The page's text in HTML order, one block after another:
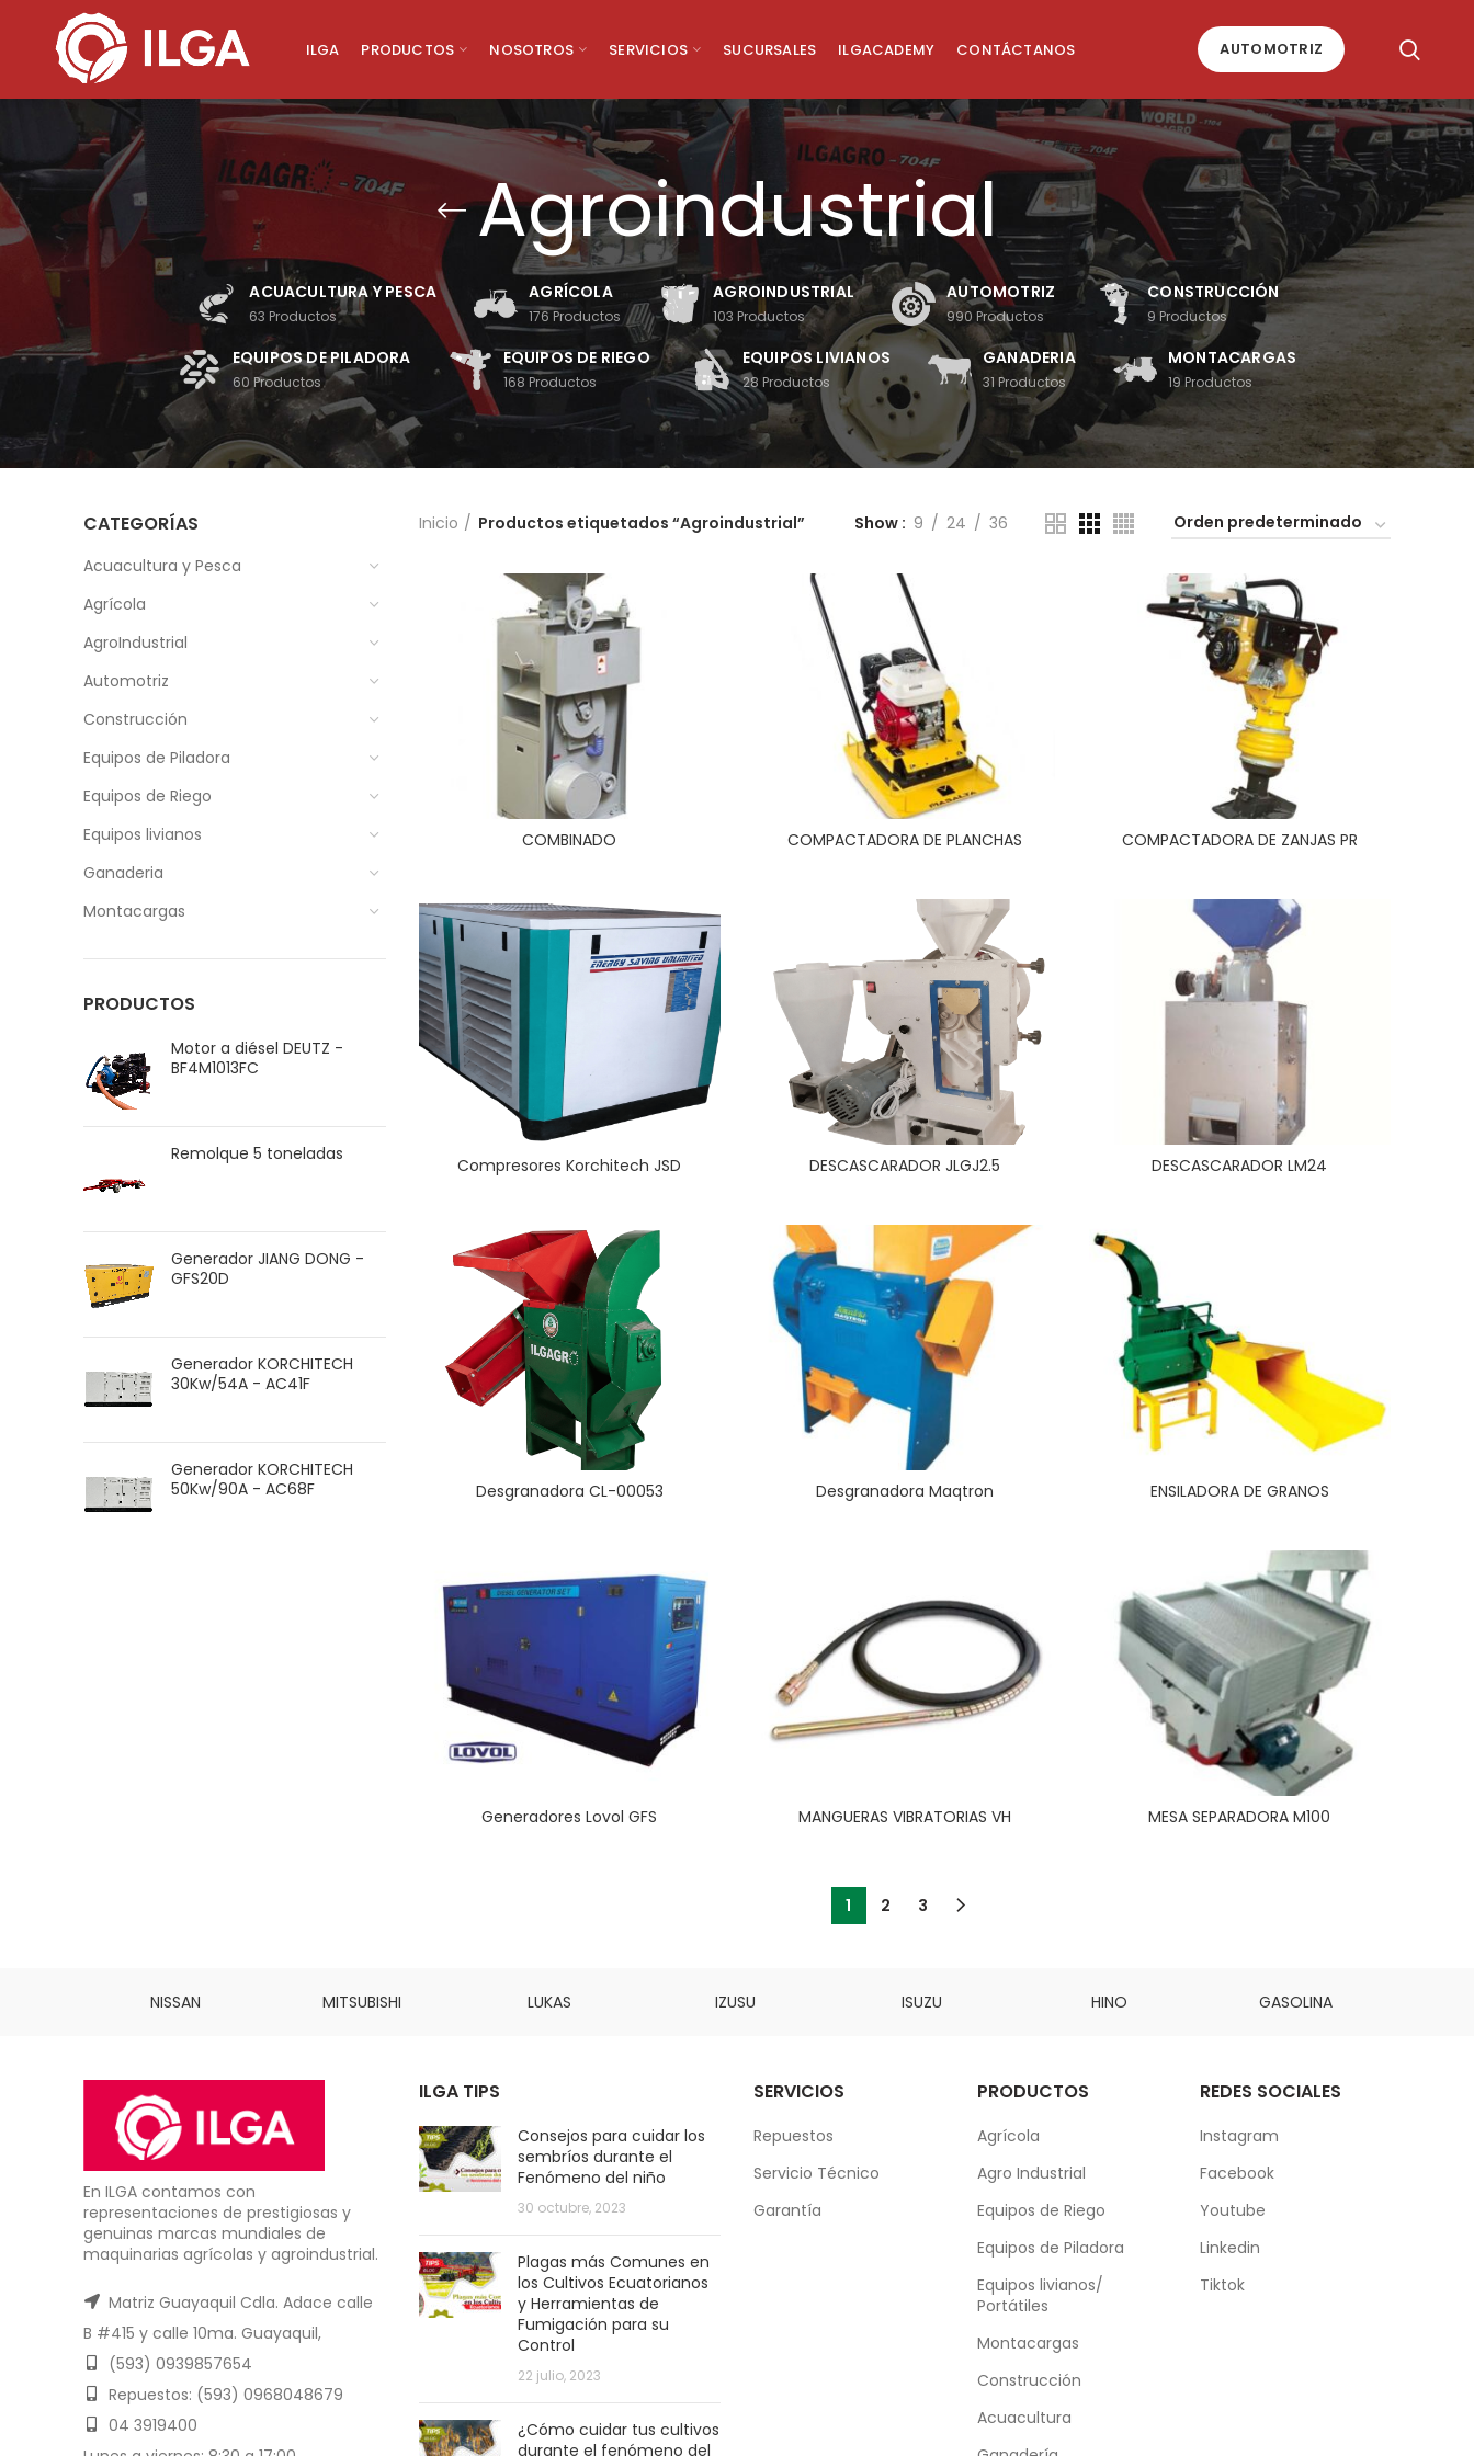
ILGA PRODUCTOS NOSOTROS SERVICIOS SUCURSALES ILGACADEMY CONTÁCTANOS AUTOMOTRIZ
Agroindustrial
ACUACULTURA Y PESCA
63 Productos
AGRÍCOLA
176Productos
AGROINDUSTRIAL
103 Productos
AUTOMOTRIZ
990 Productos
CONSTRUCCIÓN
9 Productos
EQUIPOS DE PILADORA
60 Productos
EQUIPOS DE RIEGO
168 Productos
EQUIPOS LIVIANOS
28 Productos
GANADERIA
31 Productos
MONTACARGAS
19 Productos
CATEGORÍAS
Acuacultura y Pesca
Agrícola
AgroIndustrial
Automotriz
Construcción
Equipos de Piladora
Equipos de Riego
Equipos livianos
Ganaderia
Montacargas
PRODUCTOS
Motor a diésel DEUTZ -
BF4M1013FC
Remolque 5 toneladas
Generador JIANG DONG -
GFS20D
Generador KORCHITECH
30Kw/54A - AC41F
Generador KORCHITECH
50Kw/90A - AC68F
Inicio Productos etiquetados “Agroindustrial” Show 9 24 36
COMBINADO COMPACTADORA DE PLANCHAS COMPACTADORA DE ZANJAS PR
Compresores Korchitech JSD DESCASCARADOR JLGJ2.5 DESCASCARADOR LM24
Desgranadora CL-00053 Desgranadora Maqtron ENSILADORA DE GRANOS
Generadores Lovol GFS MANGUERAS VIBRATORIAS VH MESA SEPARADORA M100
1 2 3
NISSAN MITSUBISHI LUKAS IZUSU ISUZU HINO GASOLINA
En ILGA contamos con
representaciones de prestigiosas y
genuinas marcas mundiales de
maquinarias agrícolas y agroindustrial.
Matriz Guayaquil Cdla. Adace calle
B #415 y calle 10ma. Guayaquil,
(593) 0939857654
Repuestos: (593) 0968048679
04 3919400
ILGA TIPS
Consejos para cuidar los
sembríos durante el
Fenómeno del niño
30 octubre, 2023
Plagas más Comunes en
los Cultivos Ecuatorianos
y Herramientas de
Fumigación para su
Control
22 julio, 2023
¿Cómo cuidar tus cultivos
durante el fenómeno del
SERVICIOS
Repuestos
Servicio Técnico
Garantía
PRODUCTOS
Agrícola
Agro Industrial
Equipos de Riego
Equipos de Piladora
Equipos livianos/
Portátiles
Montacargas
Construcción
Acuacultura
REDES SOCIALES
Instagram
Facebook
Youtube
Linkedin
Tiktok